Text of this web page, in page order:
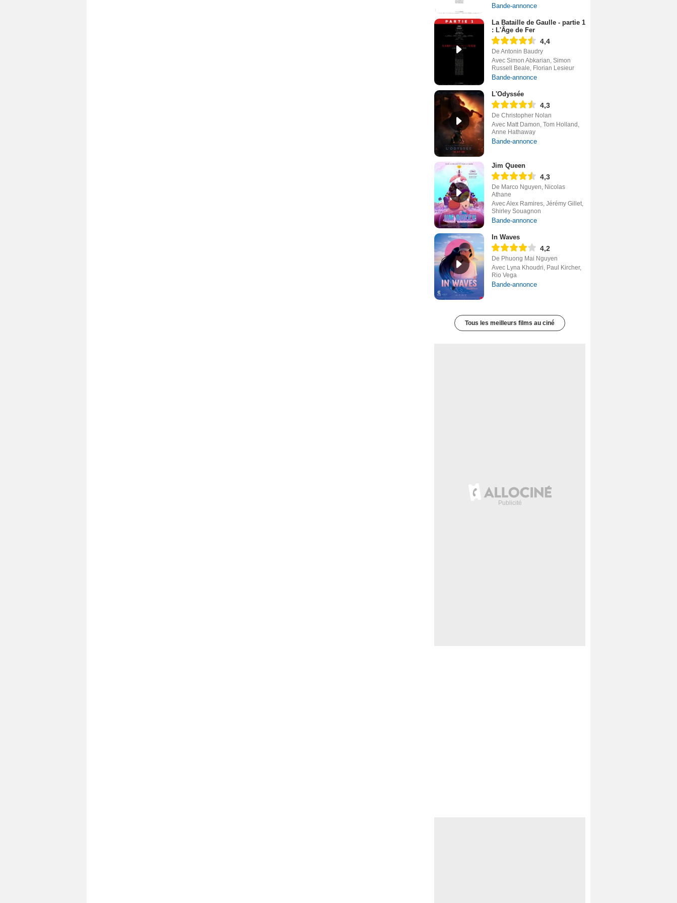
Bande-annonce
La Bataille de Gaulle - partie 1
: L'Âge de Fer
4,4
De Antonin Baudry
Avec Simon Abkarian, Simon
Russell Beale, Florian Lesieur
Bande-annonce
L'Odyssée
4,3
De Christopher Nolan
Avec Matt Damon, Tom Holland,
Anne Hathaway
Bande-annonce
Jim Queen
4,3
De Marco Nguyen, Nicolas
Athane
Avec Alex Ramires, Jérémy Gillet,
Shirley Souagnon
Bande-annonce
In Waves
4,2
De Phuong Mai Nguyen
Avec Lyna Khoudri, Paul Kircher,
Rio Vega
Bande-annonce
Tous les meilleurs films au ciné